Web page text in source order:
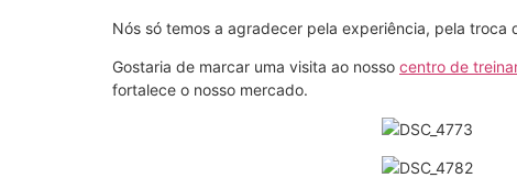
Nós só temos a agradecer pela experiência, pela
Gostaria de marcar uma visita ao nosso centro de
fortalece o nosso mercado.